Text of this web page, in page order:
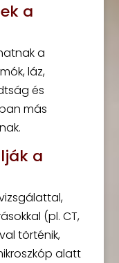
a
a
láz,
és
más
a
(pl. CT,
történik,
alatt